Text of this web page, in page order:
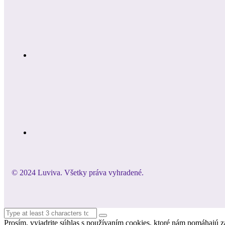
© 2024 Luviva. Všetky práva vyhradené.
Prosím, vyjadrite súhlas s používaním cookies, ktoré nám pomáhajú